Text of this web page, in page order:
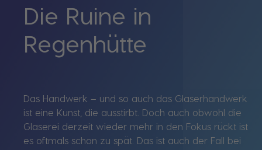
Die Ruine in
Regenhütte
Das Handwerk – und so auch das Glaserhandwerk
ist eine Kunst, die ausstirbt. Doch auch obwohl die
Glaserei derzeit wieder mehr in den Fokus rückt ist
es oftmals schon zu spät. Das ist auch der Fall bei